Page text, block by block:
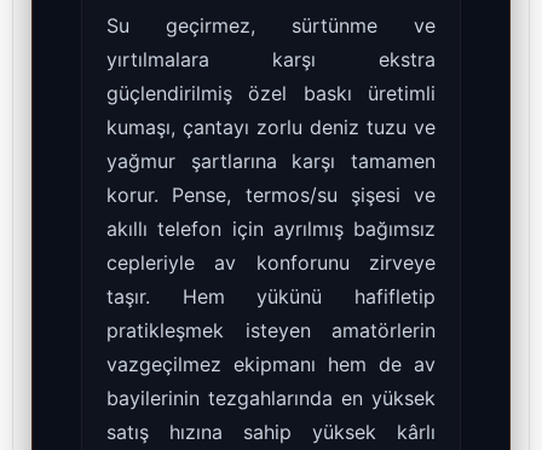
Su geçirmez, sürtünme ve
yırtılmalara karşı ekstra
güçlendirilmiş özel baskı üretimli
kumaşı, çantayı zorlu deniz tuzu ve
yağmur şartlarına karşı tamamen
korur. Pense, termos/su şişesi ve
akıllı telefon için ayrılmış bağımsız
cepleriyle av konforunu zirveye
taşır. Hem yükünü hafifletip
pratikleşmek isteyen amatörlerin
vazgeçilmez ekipmanı hem de av
bayilerinin tezgahlarında en yüksek
satış hızına sahip yüksek kârlı